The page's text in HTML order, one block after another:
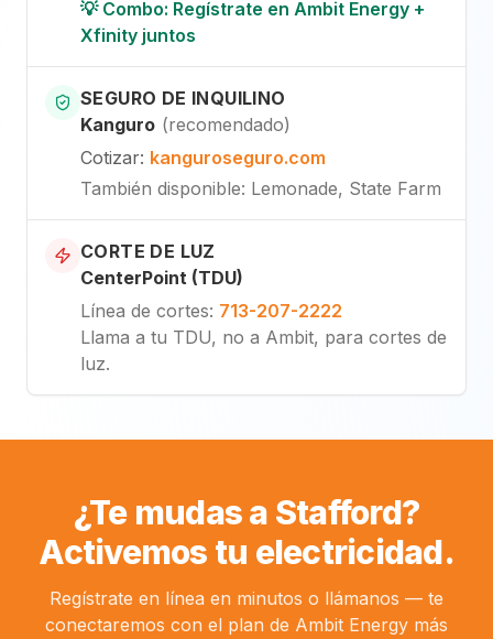
💡 Combo: Regístrate en Ambit Energy +
Xfinity juntos
SEGURO DE INQUILINO
Kanguro (recomendado)
Cotizar: kanguroseguro.com
También disponible: Lemonade, State Farm
CORTE DE LUZ
CenterPoint (TDU)
Línea de cortes: 713-207-2222
Llama a tu TDU, no a Ambit, para cortes de
luz.
¿Te mudas a Stafford?
Activemos tu electricidad.
Regístrate en línea en minutos o llámanos — te
conectaremos con el plan de Ambit Energy más